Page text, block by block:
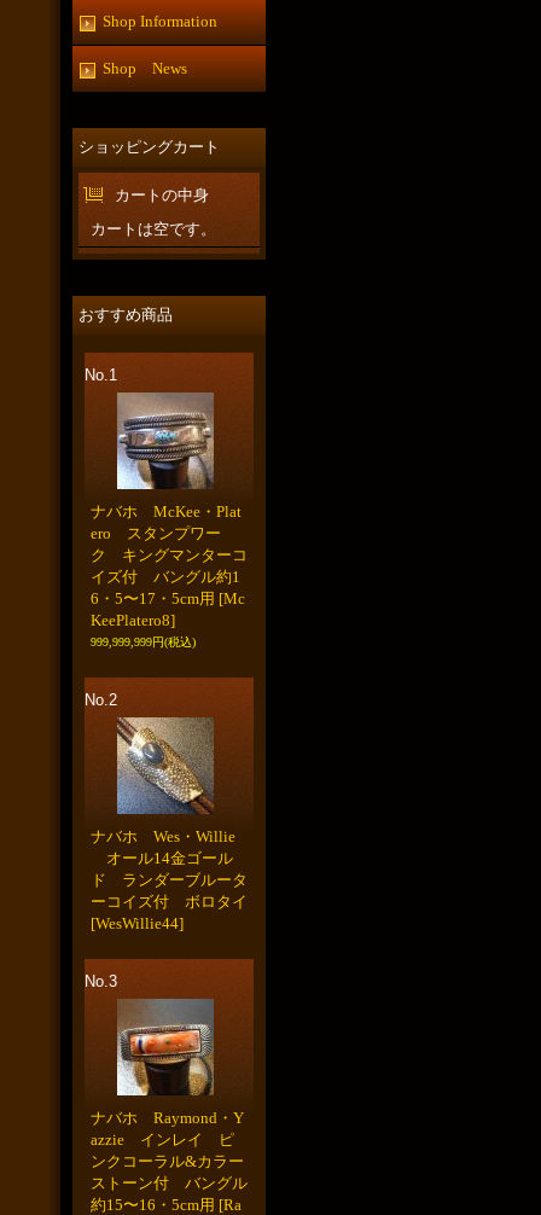
Shop Information
Shop News
ショッピングカート
カートの中身
カートは空です。
おすすめ商品
No.1
ナバホ McKee・Plat
ero スタンプワー
ク キングマンターコ
イズ付 バングル約1
6・5〜17・5cm用 [Mc
KeePlatero8]
999,999,999円(税込)
No.2
ナバホ Wes・Willie
オール14金ゴール
ド ランダーブルータ
ーコイズ付 ボロタイ
[WesWillie44]
No.3
ナバホ Raymond・Y
azzie インレイ ピ
ンクコーラル&カラー
ストーン付 バングル
約15〜16・5cm用 [Ra